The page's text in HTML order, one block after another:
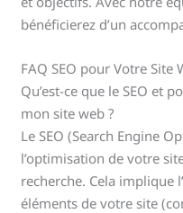
bénéficierez d’un
FAQ SEO pour Votre Site
Qu’est-ce que le SEO et
mon site web ?
Le SEO (Search Engine
l’optimisation de votre
recherche. Cela implique
éléments de votre site